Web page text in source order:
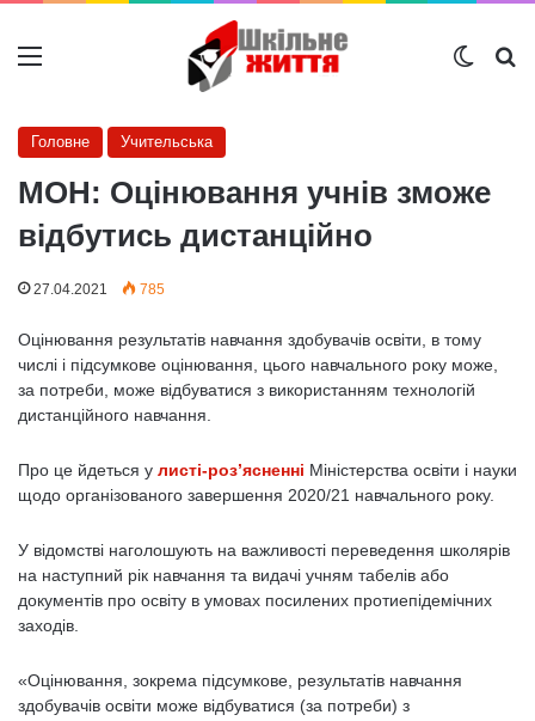
Меню
Головне Учительська
МОН: Оцінювання учнів зможе
відбутись дистанційно
27.04.2021 785
Оцінювання результатів навчання здобувачів освіти, в тому
числі і підсумкове оцінювання, цього навчального року може,
за потреби, може відбуватися з використанням технологій
дистанційного навчання.
Про це йдеться у листі-роз’ясненні Міністерства освіти і науки
щодо організованого завершення 2020/21 навчального року.
У відомстві наголошують на важливості переведення школярів
на наступний рік навчання та видачі учням табелів або
документів про освіту в умовах посилених протиепідемічних
заходів.
«Оцінювання, зокрема підсумкове, результатів навчання
здобувачів освіти може відбуватися (за потреби) з